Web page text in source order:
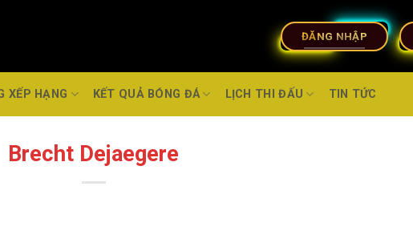
ĐĂNG NHẬP
XẾP HẠNG KẾT QUẢ BÓNG ĐÁ LỊCH THI ĐẤU TIN TỨC
Brecht Dejaegere